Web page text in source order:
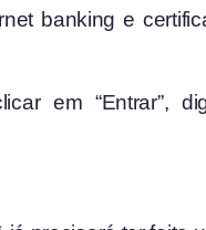
banking e
em “Entrar”,